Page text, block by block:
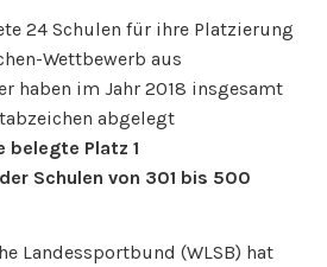
24 Schulen für ihre Platzierung
Wettbewerb aus
haben im Jahr 2018 insgesamt
abgelegt
belegte Platz 1
Schulen von 301 bis 500
Landessportbund (WLSB) hat